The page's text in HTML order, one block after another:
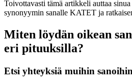
Toivottavasti tämä artikkeli auttaa
synonyymin sanalle KATET ja
Miten löydän oikean
eri pituuksilla?
Etsi yhteyksiä muihin